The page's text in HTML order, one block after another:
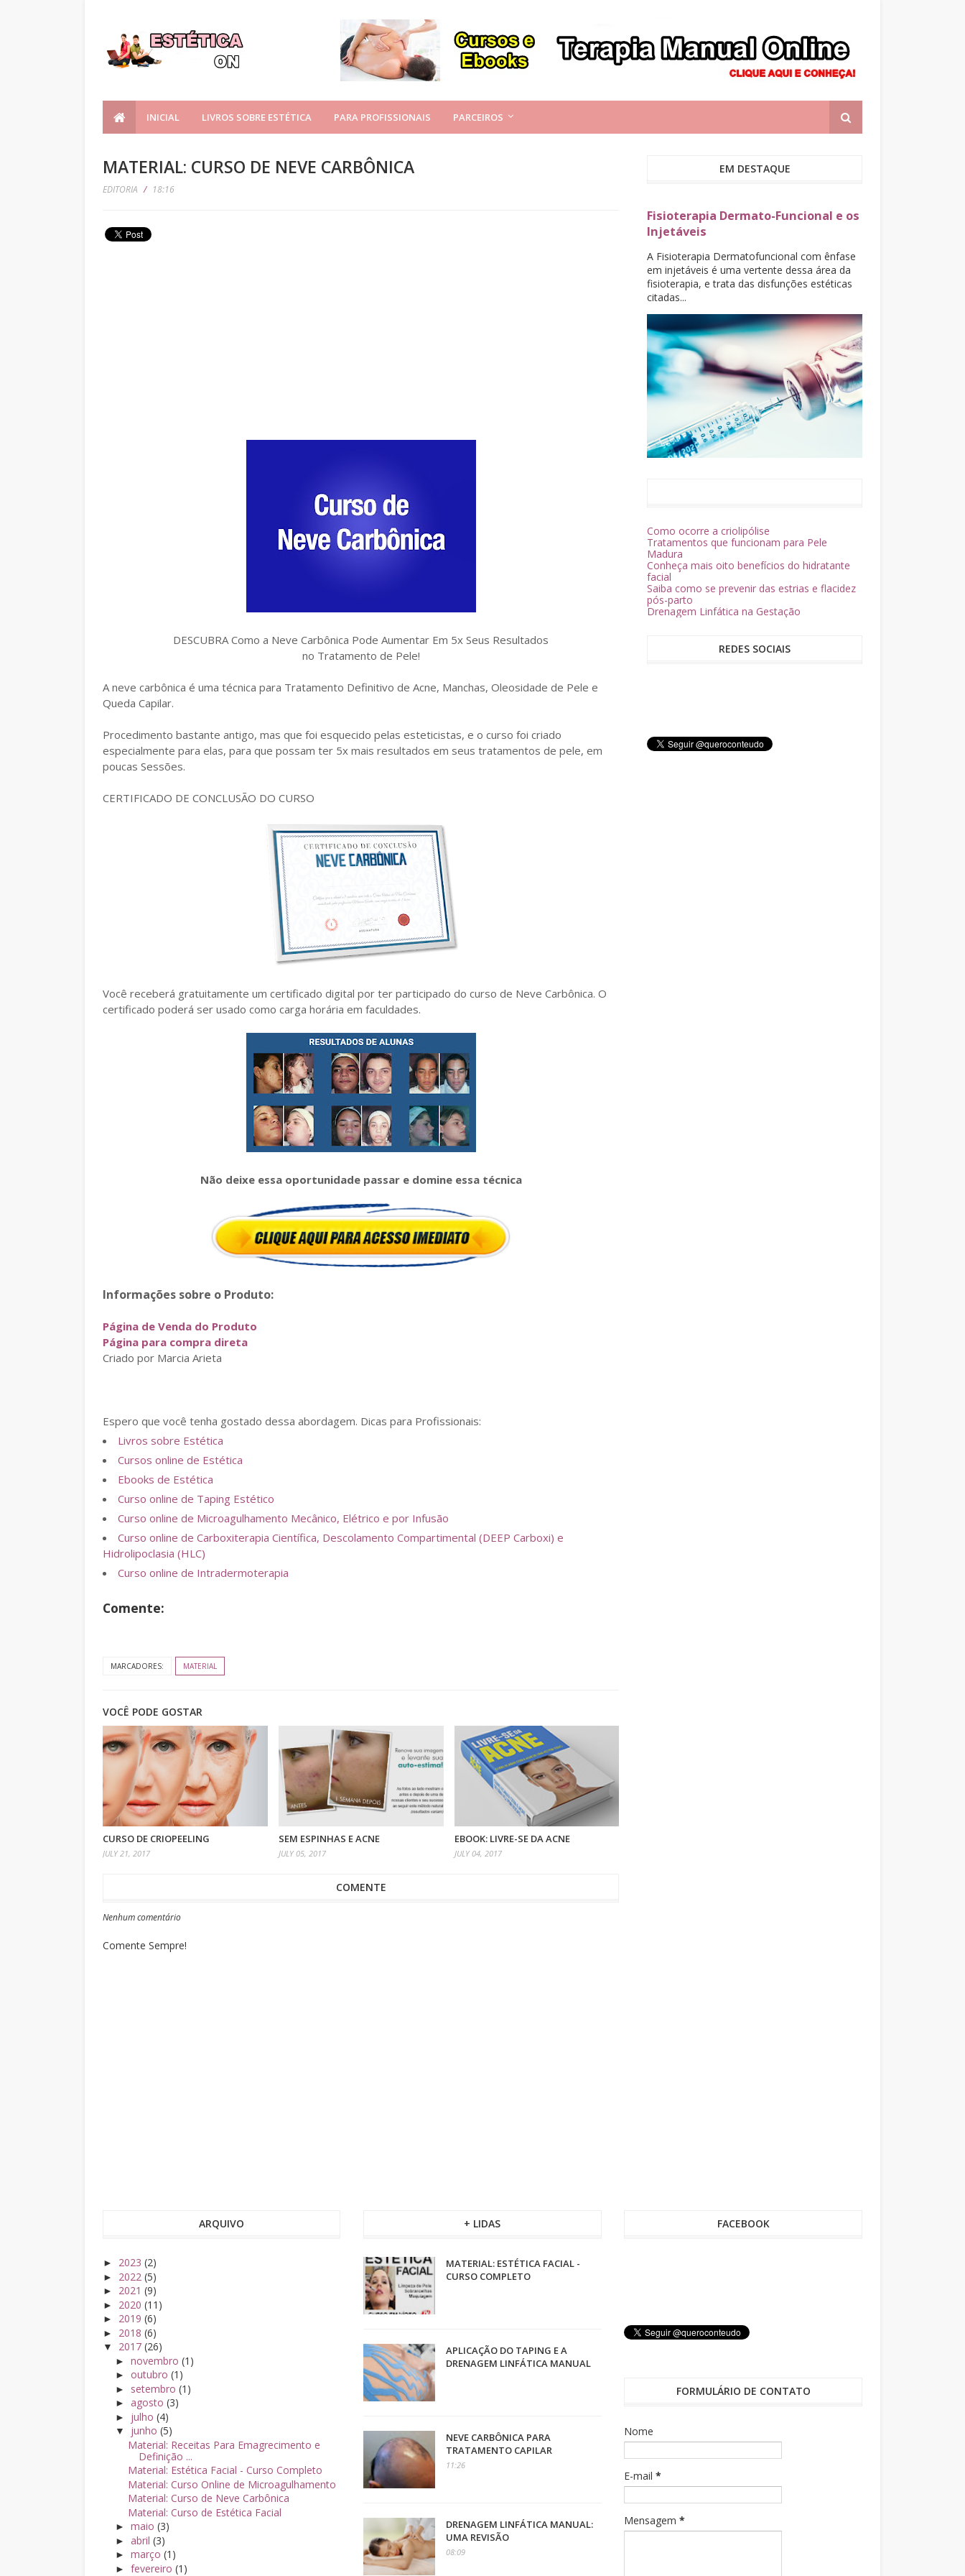
INICIAL LIVROS SOBRE ESTÉTICA PARA PROFISSIONAIS PARCEIROS
MATERIAL: CURSO DE NEVE CARBÔNICA
EDITORIA / 18:16
DESCUBRA Como a Neve Carbônica Pode Aumentar Em 5x Seus Resultados
no Tratamento de Pele!
A neve carbônica é uma técnica para Tratamento Definitivo de Acne, Manchas, Oleosidade de Pele e
Queda Capilar.
Procedimento bastante antigo, mas que foi esquecido pelas esteticistas, e o curso foi criado
especialmente para elas, para que possam ter 5x mais resultados em seus tratamentos de pele, em
poucas Sessões.
CERTIFICADO DE CONCLUSÃO DO CURSO
Você receberá gratuitamente um certificado digital por ter participado do curso de Neve Carbônica. O
certificado poderá ser usado como carga horária em faculdades.
Não deixe essa oportunidade passar e domine essa técnica
Informações sobre o Produto:
Página de Venda do Produto
Página para compra direta
Criado por Marcia Arieta
Espero que você tenha gostado dessa abordagem. Dicas para Profissionais:
Livros sobre Estética
Cursos online de Estética
Ebooks de Estética
Curso online de Taping Estético
Curso online de Microagulhamento Mecânico, Elétrico e por Infusão
Curso online de Carboxiterapia Científica, Descolamento Compartimental (DEEP Carboxi) e
Hidrolipoclasia (HLC)
Curso online de Intradermoterapia
Comente:
MARCADORES: MATERIAL
VOCÊ PODE GOSTAR
CURSO DE CRIOPEELING
JULY 21, 2017
SEM ESPINHAS E ACNE
JULY 05, 2017
EBOOK: LIVRE-SE DA ACNE
JULY 04, 2017
COMENTE
Nenhum comentário
Comente Sempre!
EM DESTAQUE
Fisioterapia Dermato-Funcional e os
Injetáveis
A Fisioterapia Dermatofuncional com ênfase
em injetáveis é uma vertente dessa área da
fisioterapia, e trata das disfunções estéticas
citadas...
Como ocorre a criolipólise
Tratamentos que funcionam para Pele
Madura
Conheça mais oito benefícios do hidratante
facial
Saiba como se prevenir das estrias e flacidez
pós-parto
Drenagem Linfática na Gestação
REDES SOCIAIS
ARQUIVO
► 2023 (2)
► 2022 (5)
► 2021 (9)
► 2020 (11)
► 2019 (6)
► 2018 (6)
▼ 2017 (26)
► novembro (1)
► outubro (1)
► setembro (1)
► agosto (3)
► julho (4)
▼ junho (5)
Material: Receitas Para Emagrecimento e
Definição ...
Material: Estética Facial - Curso Completo
Material: Curso Online de Microagulhamento
Material: Curso de Neve Carbônica
Material: Curso de Estética Facial
► maio (3)
► abril (3)
► março (1)
► fevereiro (1)
+ LIDAS
MATERIAL: ESTÉTICA FACIAL -
CURSO COMPLETO
APLICAÇÃO DO TAPING E A
DRENAGEM LINFÁTICA MANUAL
NEVE CARBÔNICA PARA
TRATAMENTO CAPILAR
11:26
DRENAGEM LINFÁTICA MANUAL:
UMA REVISÃO
08:09
FACEBOOK
FORMULÁRIO DE CONTATO
Nome
E-mail*
Mensagem*